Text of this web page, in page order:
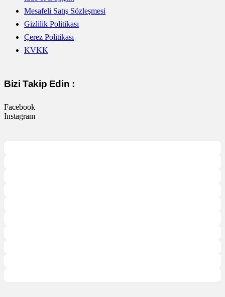
Mesafeli Satış Sözleşmesi
Gizlilik Politikası
Çerez Politikası
KVKK
Bizi Takip Edin :
Facebook
Instagram